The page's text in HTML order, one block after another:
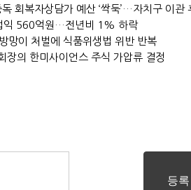
익 560억원…전년비 1% 하락
망이 처벌에 식품위생법 위반 반복
장의 한미사이언스 주식 가압류 결정